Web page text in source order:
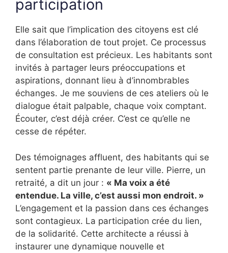
participation
Elle sait que l’implication des citoyens est clé
dans l’élaboration de tout projet. Ce processus
de consultation est précieux. Les habitants sont
invités à partager leurs préoccupations et
aspirations, donnant lieu à d’innombrables
échanges. Je me souviens de ces ateliers où le
dialogue était palpable, chaque voix comptant.
Écouter, c’est déjà créer. C’est ce qu’elle ne
cesse de répéter.
Des témoignages affluent, des habitants qui se
sentent partie prenante de leur ville. Pierre, un
retraité, a dit un jour : « Ma voix a été
entendue. La ville, c’est aussi mon endroit. »
L’engagement et la passion dans ces échanges
sont contagieux. La participation crée du lien,
de la solidarité. Cette architecte a réussi à
instaurer une dynamique nouvelle et